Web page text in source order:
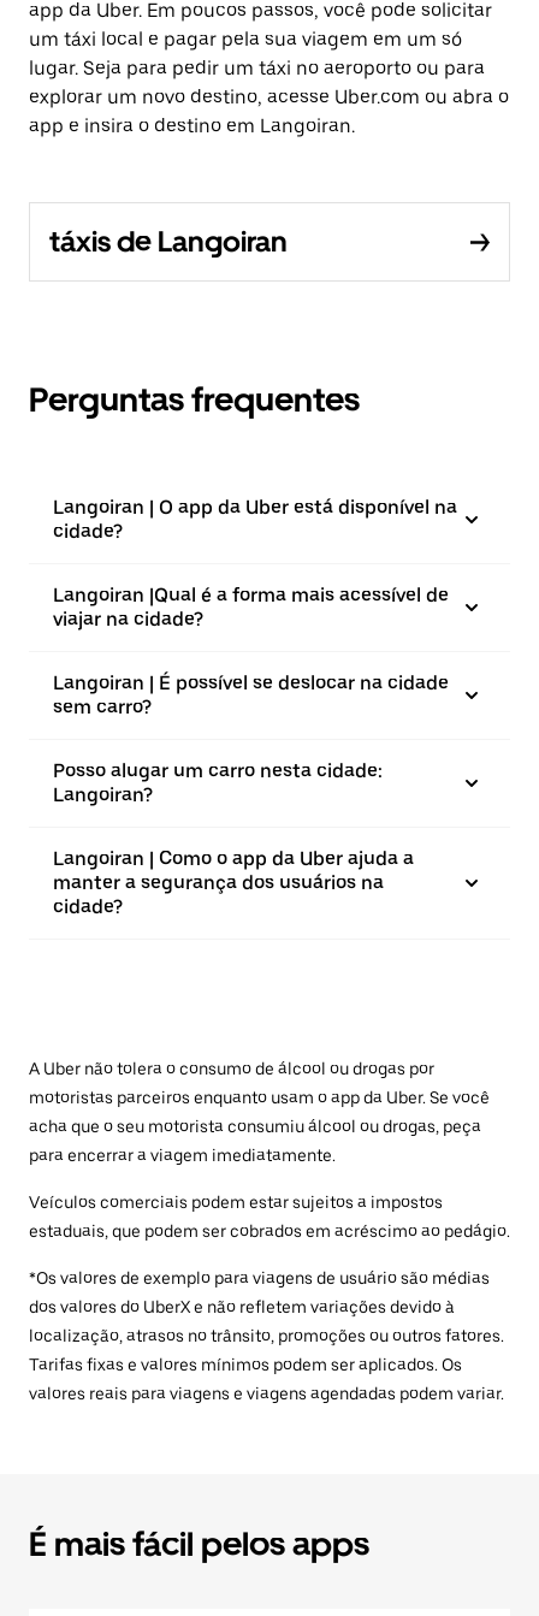
app da Uber. Em poucos passos, você pode solicitar
um táxi local e pagar pela sua viagem em um só
lugar. Seja para pedir um táxi no aeroporto ou para
explorar um novo destino, acesse Uber.com ou abra o
app e insira o destino em Langoiran.
táxis de Langoiran
Perguntas frequentes
Langoiran | O app da Uber está disponível na
cidade?
Langoiran |⁠Qual é a forma mais acessível de
viajar na cidade?
Langoiran | É possível se deslocar na cidade
sem carro?
Posso alugar um carro nesta cidade:
Langoiran?
Langoiran | Como o app da Uber ajuda a
manter a segurança dos usuários na
cidade?
A Uber não tolera o consumo de álcool ou drogas por
motoristas parceiros enquanto usam o app da Uber. Se você
acha que o seu motorista consumiu álcool ou drogas, peça
para encerrar a viagem imediatamente.
Veículos comerciais podem estar sujeitos a impostos
estaduais, que podem ser cobrados em acréscimo ao pedágio.
*Os valores de exemplo para viagens de usuário são médias
dos valores do UberX e não refletem variações devido à
localização, atrasos no trânsito, promoções ou outros fatores.
Tarifas fixas e valores mínimos podem ser aplicados. Os
valores reais para viagens e viagens agendadas podem variar.
É mais fácil pelos apps